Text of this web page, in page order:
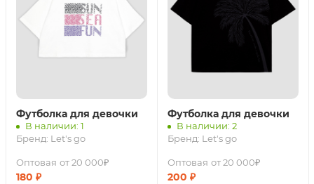
Футболка для девочки
В наличии: 1
Бренд: Let's go
Оптовая от 20 000₽
180 ₽
Футболка для девочки
В наличии: 2
Бренд: Let's go
Оптовая от 20 000₽
200 ₽